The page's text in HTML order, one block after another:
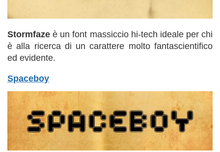
Stormfaze è un font massiccio hi-tech ideale per chi
è alla ricerca di un carattere molto fantascientifico
ed evidente.
Spaceboy